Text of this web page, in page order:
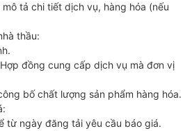
tả chi tiết dịch vụ, hàng hóa (nếu
thầu:
đồng cung cấp dịch vụ mà đơn vị
bố chất lượng sản phẩm hàng hóa.
từ ngày đăng tải yêu cầu báo giá.